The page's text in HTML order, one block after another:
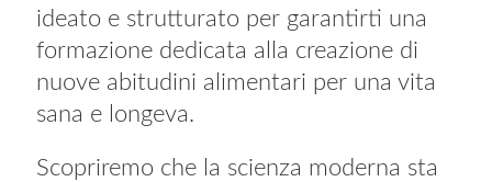
ideato e strutturato per garantirti una
formazione dedicata alla creazione di
nuove abitudini alimentari per una vita
sana e longeva.
Scopriremo che la scienza moderna sta